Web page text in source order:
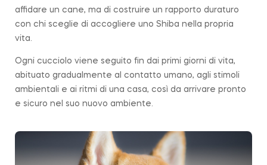
affidare un cane, ma di costruire un rapporto duraturo
con chi sceglie di accogliere uno Shiba nella propria
vita.
Ogni cucciolo viene seguito fin dai primi giorni di vita,
abituato gradualmente al contatto umano, agli stimoli
ambientali e ai ritmi di una casa, così da arrivare pronto
e sicuro nel suo nuovo ambiente.